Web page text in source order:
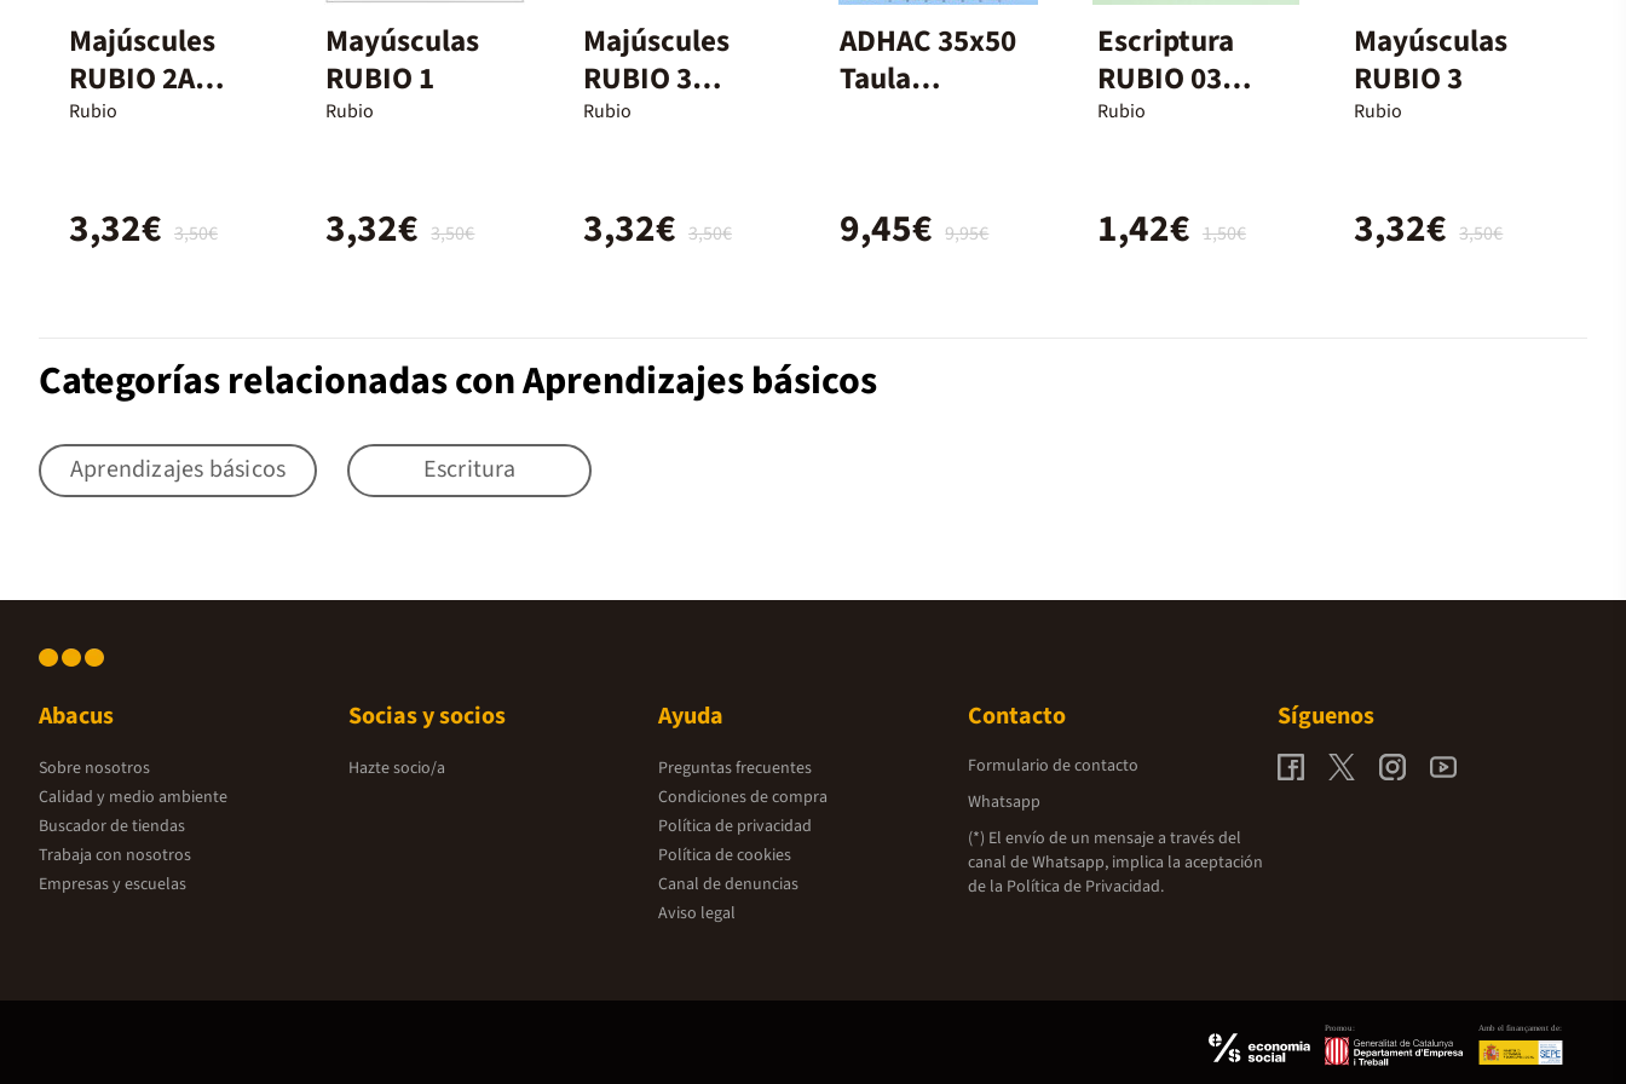
Majúscules
RUBIO 2A
(català)
Rubio
3,50€
3,32€
Mayúsculas
RUBIO 1
Rubio
3,50€
3,32€
Majúscules
RUBIO 3
(català)
Rubio
3,50€
3,32€
ADHAC 35x50
Taula
9,95€
9,45€
Escriptura
RUBIO 03
(català)
Rubio
1,50€
1,42€
Mayúsculas
RUBIO 3
Rubio
3,50€
3,32€
Categorías relacionadas con Aprendizajes básicos
Aprendizajes básicos Escritura
Abacus
Sobre nosotros
Calidad y medio ambiente
Buscador de tiendas
Trabaja con nosotros
Empresas y escuelas
Socias y socios
Hazte socio/a
Ayuda
Preguntas frecuentes
Condiciones de compra
Política de privacidad
Política de cookies
Canal de denuncias
Aviso legal
Contacto
Formulario de contacto
Whatsapp
(*) El envío de un mensaje a través del
canal de Whatsapp, implica la aceptación
de la Política de Privacidad.
Síguenos
Promou: Amb el finançament de: